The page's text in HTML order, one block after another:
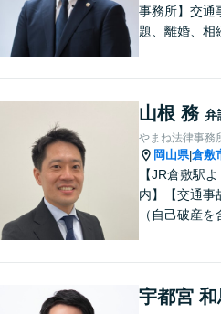
事務所】交通
題、離婚、相
い！
山根 務 弁
やまね法律事務
岡山県|倉敷
【JR倉敷駅
内】【交通事
（自己破産を
宇都宮 和